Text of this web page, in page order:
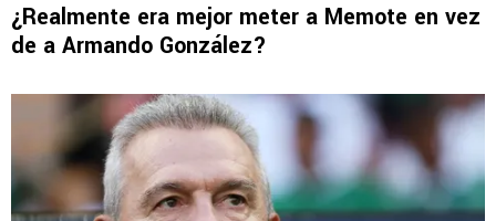
¿Realmente era mejor meter a Memote en vez
de a Armando González?